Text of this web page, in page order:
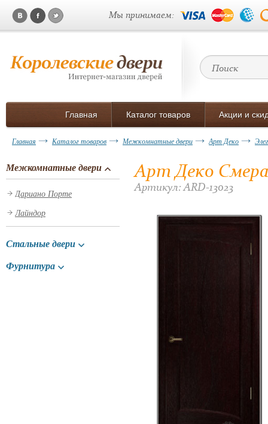
Мы принимаем:
Главная Каталог товаров Акции и
Главная Каталог товаров Межкомнатные двери Арт Деко
Межкомнатные двери
Дариано Порте
Лайндор
Стальные двери
Фурнитура
Арт Деко
Артикул: ARD-13023